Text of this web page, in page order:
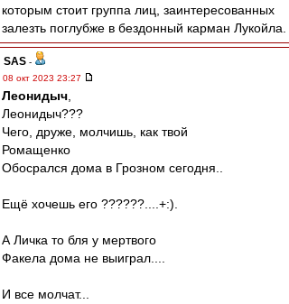
которым стоит группа лиц, заинтересованных
залезть поглубже в бездонный карман Лукойла.
SAS -
08 окт 2023 23:27
Леонидыч
Леонидыч???
Чего, друже, молчишь, как твой
Ромащенко
Обосрался дома в Грозном сегодня..
Ещё хочешь его ??????....+:).
А Личка то бля у мертвого
Факела дома не выиграл....
И все молчат...